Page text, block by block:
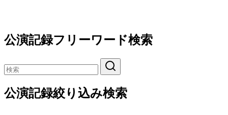
公演記録フリーワード検索
公演記録絞り込み検索